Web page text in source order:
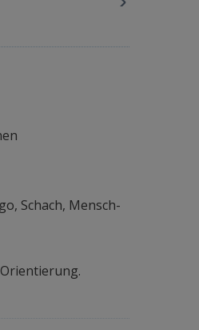
Schach, Mensch-